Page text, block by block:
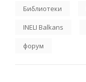
Библиотеки
INELI Balkans
форум